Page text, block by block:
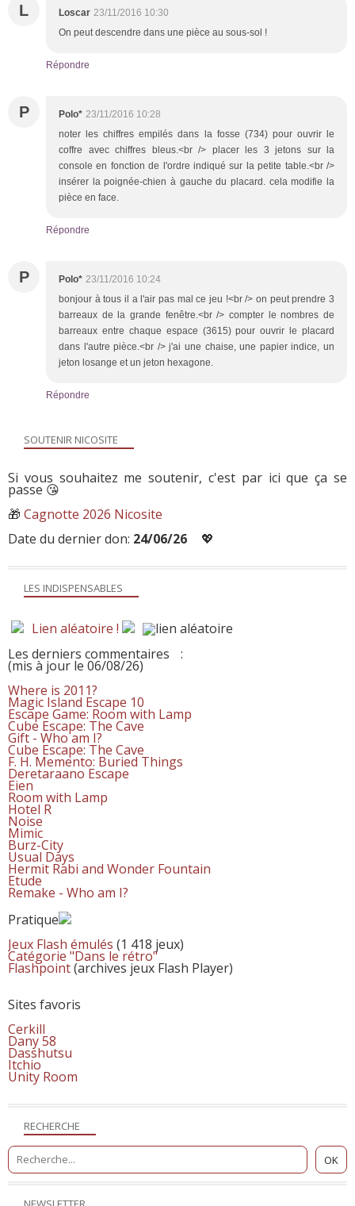
L Loscar 23/11/2016 10:30
On peut descendre dans une pièce au sous-sol !
Répondre
P Polo* 23/11/2016 10:28
noter les chiffres empilés dans la fosse (734) pour ouvrir le
coffre avec chiffres bleus.<br /> placer les 3 jetons sur la
console en fonction de l'ordre indiqué sur la petite table.<br />
insérer la poignée-chien à gauche du placard. cela modifie la
pièce en face.
Répondre
P Polo* 23/11/2016 10:24
bonjour à tous il a l'air pas mal ce jeu !<br /> on peut prendre 3
barreaux de la grande fenêtre.<br /> compter le nombres de
barreaux entre chaque espace (3615) pour ouvrir le placard
dans l'autre pièce.<br /> j'ai une chaise, une papier indice, un
jeton losange et un jeton hexagone.
Répondre
RECHERCHE
LES INDISPENSABLES
Lien aléatoire !
Les derniers commentaires
:
(mis à jour le 06/08/26)
Where is 2011?
Magic Island Escape 10
Escape Game: Room with Lamp
Cube Escape: The Cave
Gift - Who am I?
Cube Escape: The Cave
F. H. Memento: Buried Things
Deretaraano Escape
Eien
Room with Lamp
Hotel R
Noise
Mimic
Burz-City
Usual Days
Hermit Rabi and Wonder Fountain
Etude
Remake - Who am I?
Pratique
Jeux Flash émulés (1 418 jeux)
Catégorie "Dans le rétro"
Flashpoint(archives jeux Flash Player)
Sites favoris
Cerkill
Dany 58
Dasshutsu
Itchio
Unity Room
SOUTENIR NICOSITE
Si vous souhaitez me soutenir, c'est par ici que ça se
passe 😘
🎁 Cagnotte 2026 Nicosite
Date du dernier don: 24/06/26 💖